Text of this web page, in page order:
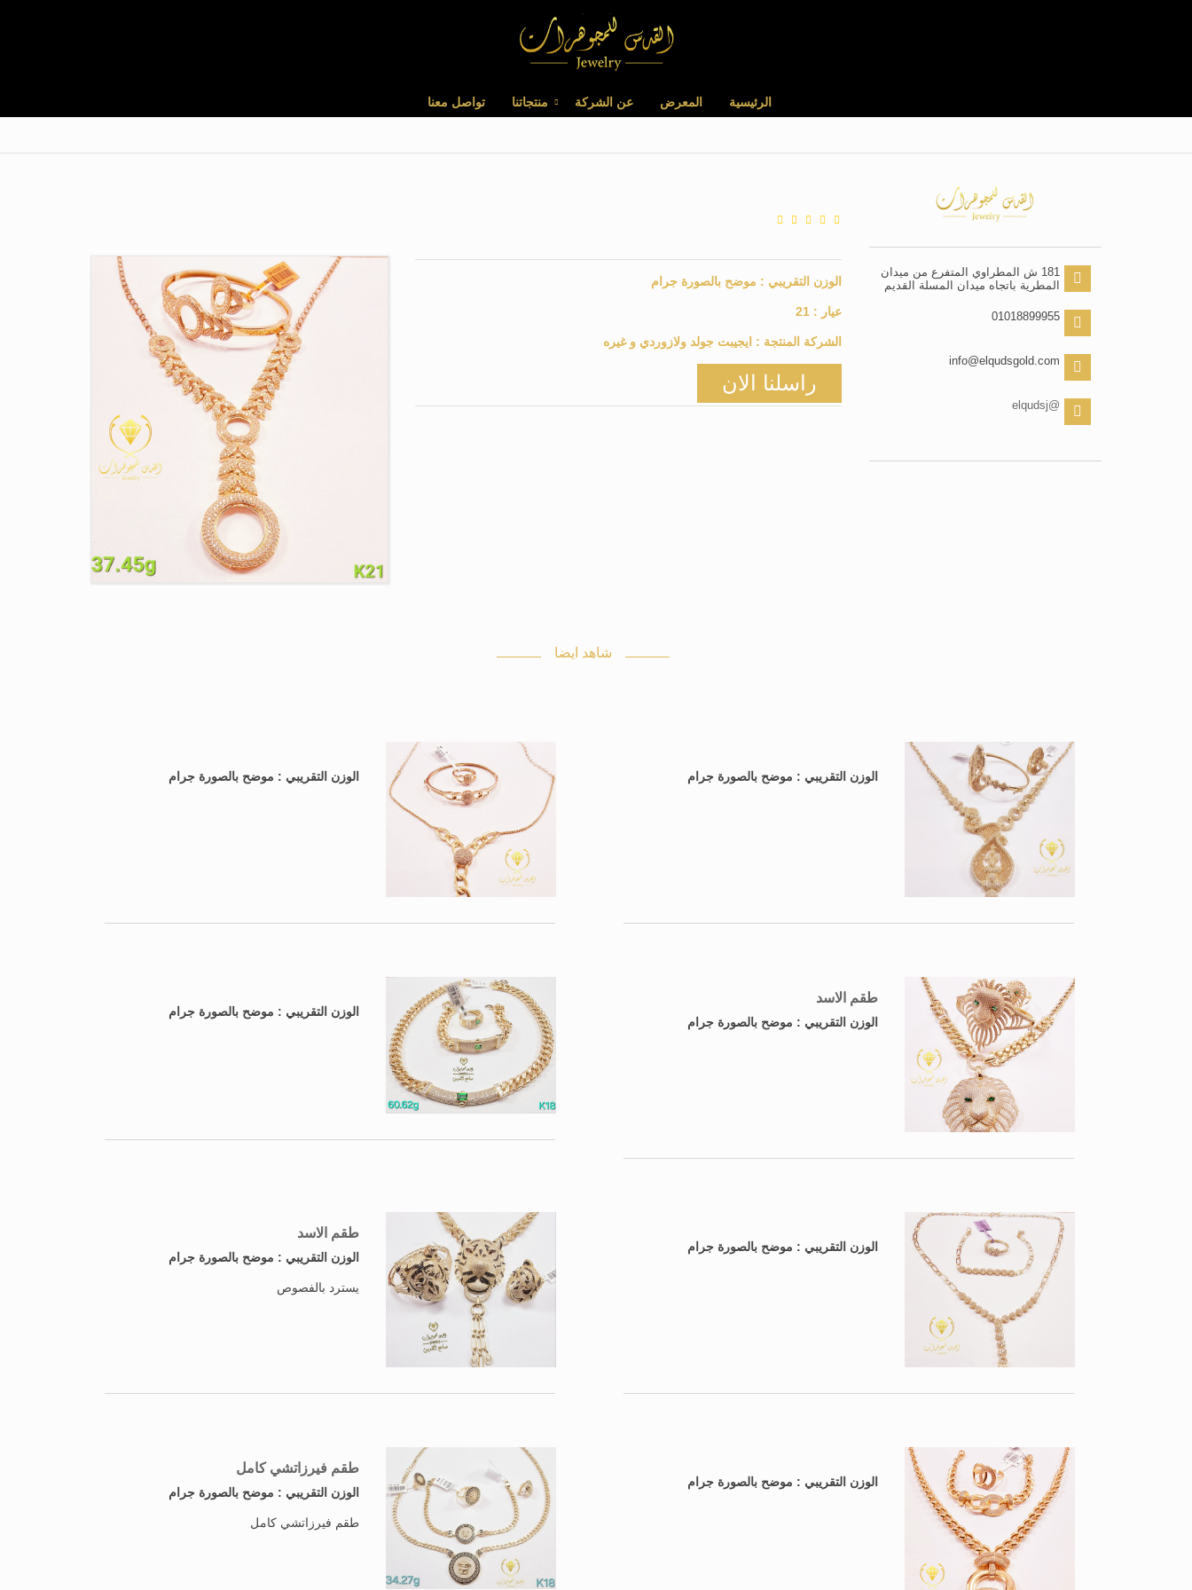
تواصل معنا منتجاتنا عن الشركة المعرض الرئيسية
الوزن التقريبي : موضح بالصورة جرام
عيار : 21
الشركة المنتجة : ايجيبت جولد ولازوردي و غيره
راسلنا الان
181 ش المطراوي المتفرع من ميدان
المطرية باتجاه ميدان المسلة القديم
01018899955
info@elqudsgold.com
@elqudsj
شاهد ايضا
الوزن التقريبي : موضح بالصورة جرام الوزن التقريبي : موضح بالصورة جرام
الوزن التقريبي : موضح بالصورة جرام
طقم الاسد
الوزن التقريبي : موضح بالصورة جرام
طقم الاسد
الوزن التقريبي : موضح بالصورة جرام
يسترد بالفصوص
الوزن التقريبي : موضح بالصورة جرام
طقم فيرزاتشي كامل
الوزن التقريبي : موضح بالصورة جرام
طقم فيرزاتشي كامل
الوزن التقريبي : موضح بالصورة جرام